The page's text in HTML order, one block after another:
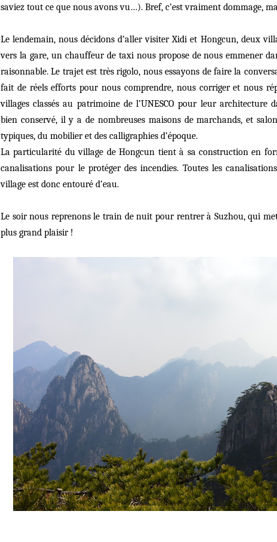
saviez tout ce que nous avons vu…). Bref, c’est vraiment dommage,
Le lendemain, nous décidons d’aller visiter Xidi et Hongcun, deux
vers la gare, un chauffeur de taxi nous propose de nous emmener
raisonnable. Le trajet est très rigolo, nous essayons de faire la
fait de réels efforts pour nous comprendre, nous corriger et nous
villages classés au patrimoine de l’UNESCO pour leur architecture
bien conservé, il y a de nombreuses maisons de marchands, et
typiques, du mobilier et des calligraphies d’époque.
La particularité du village de Hongcun tient à sa construction en
canalisations pour le protéger des incendies. Toutes les
village est donc entouré d’eau.
Le soir nous reprenons le train de nuit pour rentrer à Suzhou, qui
plus grand plaisir !